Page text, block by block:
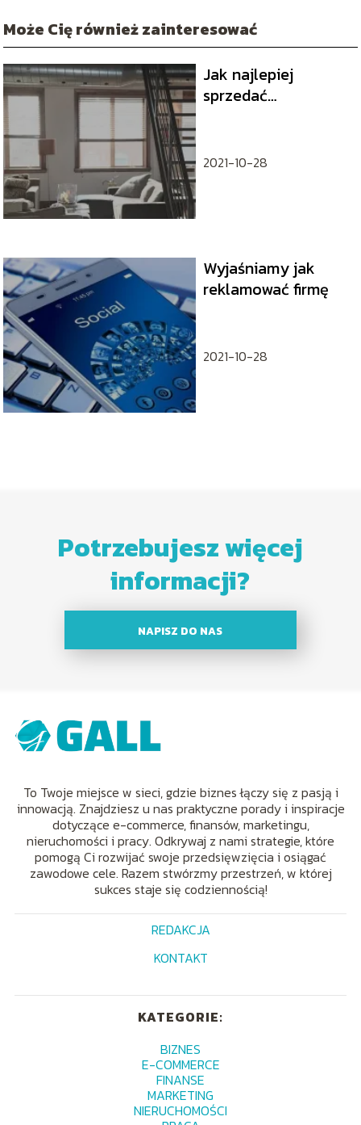
Może Cię również zainteresować
Jak najlepiej
sprzedać
2021-10-28
Wyjaśniamy jak
reklamować firmę
2021-10-28
Potrzebujesz więcej
informacji?
NAPISZ DO NAS
To Twoje miejsce w sieci, gdzie biznes łączy się z pasją i
innowacją. Znajdziesz u nas praktyczne porady i inspiracje
dotyczące e-commerce, finansów, marketingu,
nieruchomości i pracy. Odkrywaj z nami strategie, które
pomogą Ci rozwijać swoje przedsięwzięcia i osiągać
zawodowe cele. Razem stwórzmy przestrzeń, w której
sukces staje się codziennością!
REDAKCJA
KONTAKT
KATEGORIE:
BIZNES
E-COMMERCE
FINANSE
MARKETING
NIERUCHOMOŚCI